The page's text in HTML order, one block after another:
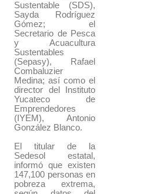
Sustentable (SDS),
Sayda Rodríguez
Gómez; el
Secretario de Pesca
y Acuacultura
Sustentables
(Sepasy), Rafael
Combaluzier
Medina; así como el
director del Instituto
Yucateco de
Emprendedores
(IYEM), Antonio
González Blanco.
El titular de la
Sedesol estatal,
informó que existen
147,100 personas en
pobreza extrema,